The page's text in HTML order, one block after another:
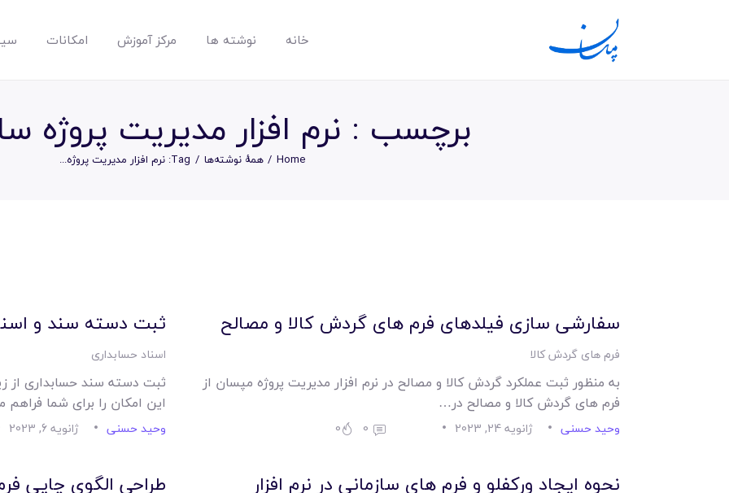
خانه نوشته ها مرکز آموزش امکانات
برچسب : نرم افزار مدیریت پروژه
Home همهٔ نوشته‌ها Tag: نرم افزار مدیریت پروژه...
مرکز آموزش
امکانات
سیستم ها
لیست قیمت محصولات
سفارشی سازی فیلدهای فرم های گردش کالا و مصالح
فرم های گردش کالا
به منظور ثبت عملکرد گردش کالا و مصالح در نرم افزار مدیریت پروژه مپسان از
فرم های گردش کالا و مصالح در…
وحید حسنی ژانویه 24, 2023 0
0
ثبت دسته سند و
اسناد حسابداری
ثبت دسته سند حسابداری از
این امکان را برای شما
وحید حسنی ژانویه 6, 2023
نحوه ایجاد ورکفلو و فرم های سازمانی در نرم افزار طراحی الگوی چاپی